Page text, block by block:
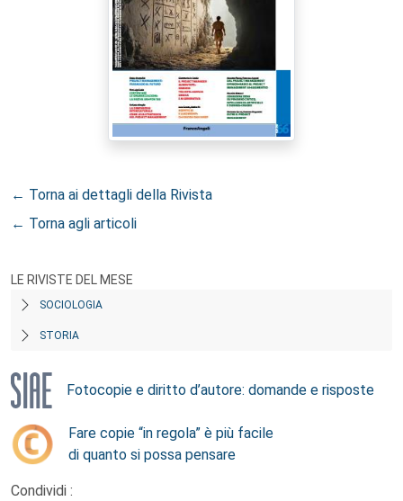
← Torna ai dettagli della Rivista
← Torna agli articoli
LE RIVISTE DEL MESE
SOCIOLOGIA
STORIA
Fotocopie e diritto d’autore: domande e risposte
Fare copie “in regola” è più facile
di quanto si possa pensare
Condividi :